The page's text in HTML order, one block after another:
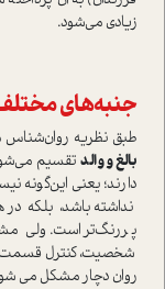
زيادي مي‌شود.
جنبه‌هاي
طبق نظريه روان‌شناس
بالغ و والدتقسيم
دارند؛ يعني
نداشته باشد، بلكه
پر‌رنگ‌تر است. ولي
شخصيت، كنترل
روان دچار مشكل مي